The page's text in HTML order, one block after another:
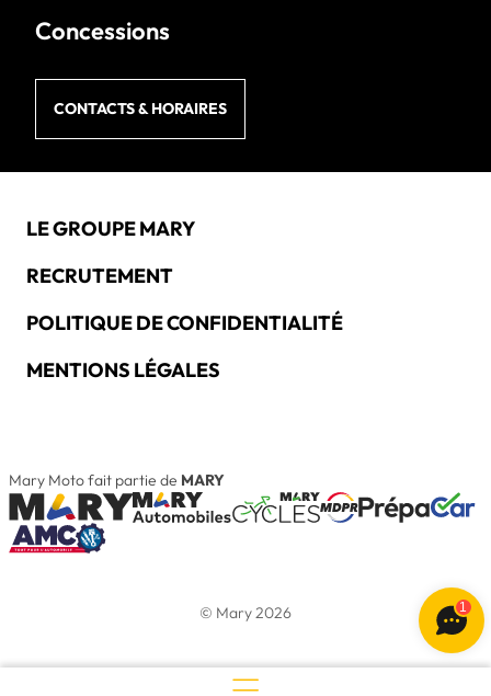
Concessions
CONTACTS & HORAIRES
LE GROUPE MARY
RECRUTEMENT
POLITIQUE DE CONFIDENTIALITÉ
MENTIONS LÉGALES
Mary Moto fait partie de MARY
© Mary 2026 1